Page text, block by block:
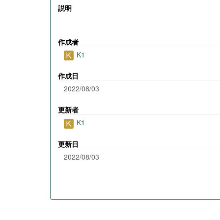
説明
作成者
K1
作成日
2022/08/03
更新者
K1
更新日
2022/08/03